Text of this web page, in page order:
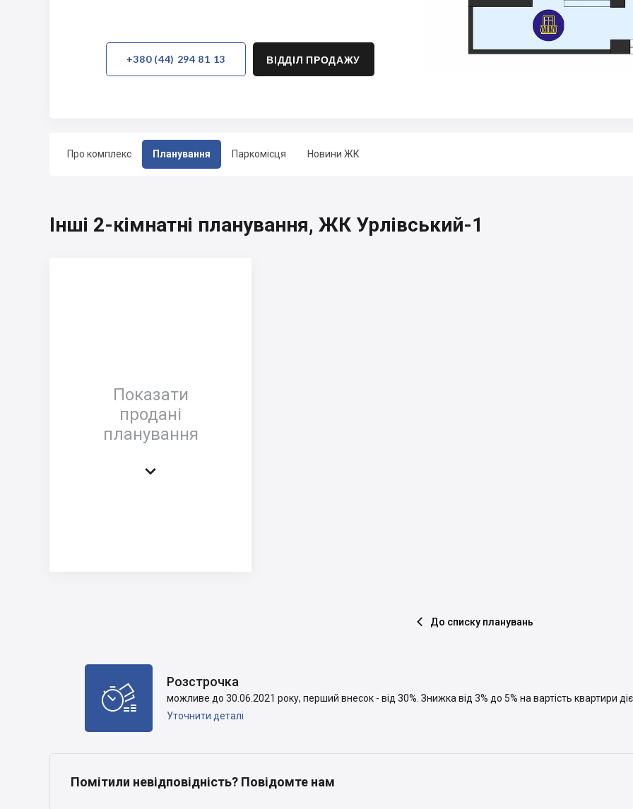
Про комплекс Планування Паркомісця Новини ЖК
+380 (44) 294 81 13 ВІДДІЛ ПРОДАЖУ
Інші 2-кімнатні планування, ЖК Урлівський-1
Показати
продані
планування

 До списку планувань

Розстрочка
можливе до 30.06.2021 року, перший внесок - від 30%. Знижка від 3% до 5% на вартість квартири
Уточнити деталі
Помітили невідповідність? Повідомте нам